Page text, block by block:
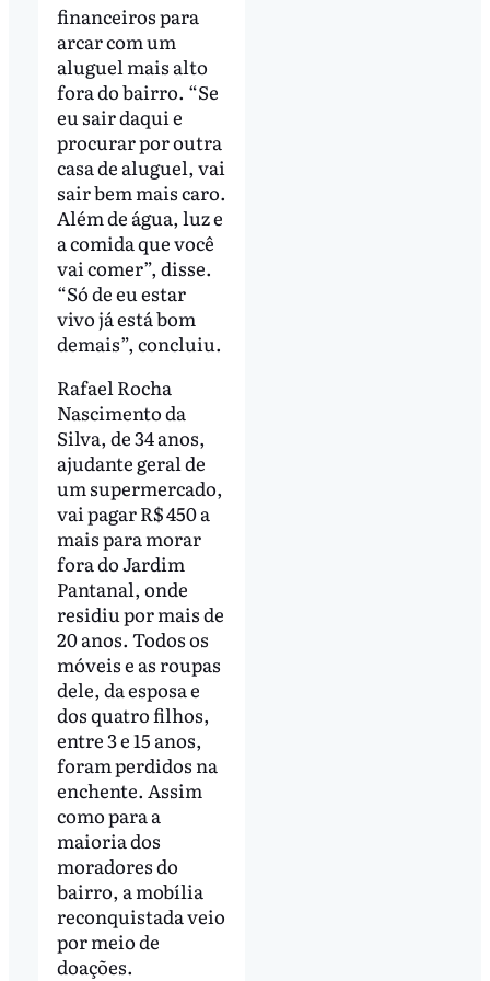
financeiros para
arcar com um
aluguel mais alto
fora do bairro. “Se
eu sair daqui e
procurar por outra
casa de aluguel, vai
sair bem mais caro.
Além de água, luz e
a comida que você
vai comer”, disse.
“Só de eu estar
vivo já está bom
demais”, concluiu.
Rafael Rocha
Nascimento da
Silva, de 34 anos,
ajudante geral de
um supermercado,
vai pagar R$ 450 a
mais para morar
fora do Jardim
Pantanal, onde
residiu por mais de
20 anos. Todos os
móveis e as roupas
dele, da esposa e
dos quatro filhos,
entre 3 e 15 anos,
foram perdidos na
enchente. Assim
como para a
maioria dos
moradores do
bairro, a mobília
reconquistada veio
por meio de
doações.